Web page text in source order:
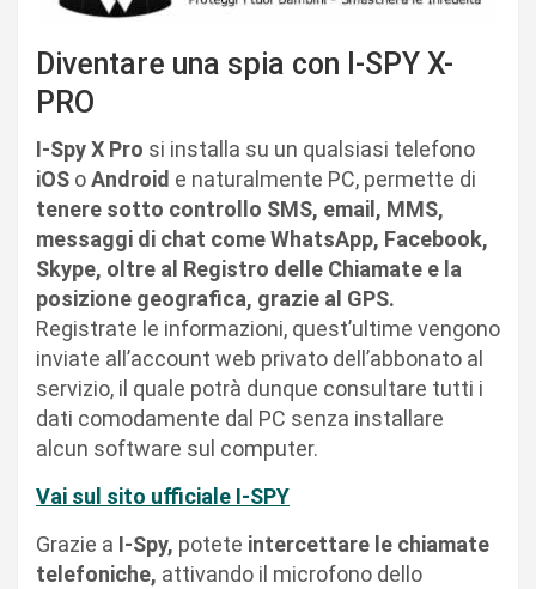
Diventare una spia con I-SPY X-
PRO
I-Spy X Pro si installa su un qualsiasi telefono
iOS oAndroid e naturalmente PC, permette di
tenere sotto controllo SMS, email, MMS,
messaggi di chat come WhatsApp, Facebook,
Skype, oltre al Registro delle Chiamate e la
posizione geografica, grazie al GPS.
Registrate le informazioni, quest’ultime vengono
inviate all’account web privato dell’abbonato al
servizio, il quale potrà dunque consultare tutti i
dati comodamente dal PC senza installare
alcun software sul computer.
Vai sul sito ufficiale I-SPY
Grazie a I-Spy, potete intercettare le chiamate
telefoniche, attivando il microfono dello